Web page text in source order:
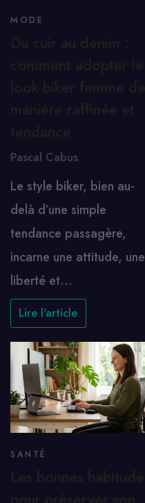
MODE
Pascal Cabus
Le style biker, bien au-
delà d’une simple
tendance passagère,
incarne une attitude, une
liberté et…
Lire l'article
SANTÉ